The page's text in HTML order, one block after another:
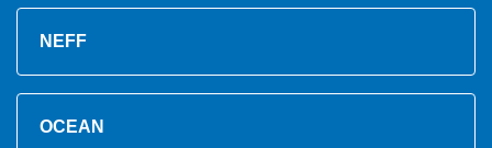
NEFF
OCEAN